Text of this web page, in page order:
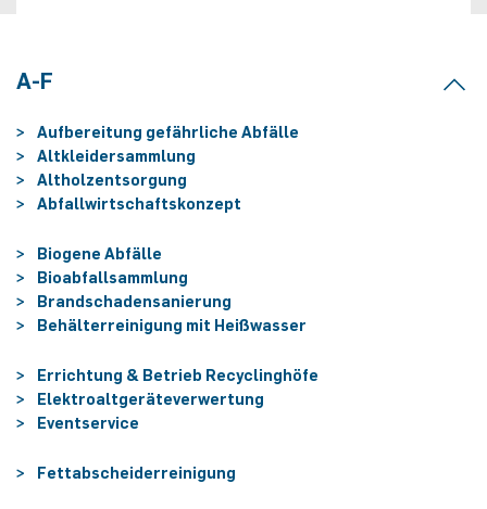
A-F
Aufbereitung gefährliche Abfälle
Altkleidersammlung
Altholzentsorgung
Abfallwirtschaftskonzept
Biogene Abfälle
Bioabfallsammlung
Brandschadensanierung
Behälterreinigung mit Heißwasser
Errichtung & Betrieb Recyclinghöfe
Elektroaltgeräteverwertung
Eventservice
Fettabscheiderreinigung